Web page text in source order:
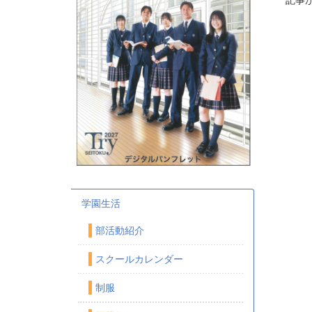
学園生活
部活動紹介
スクールカレンダー
制服